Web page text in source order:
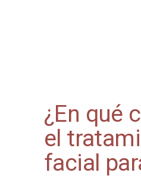
¿En qué
el
facial